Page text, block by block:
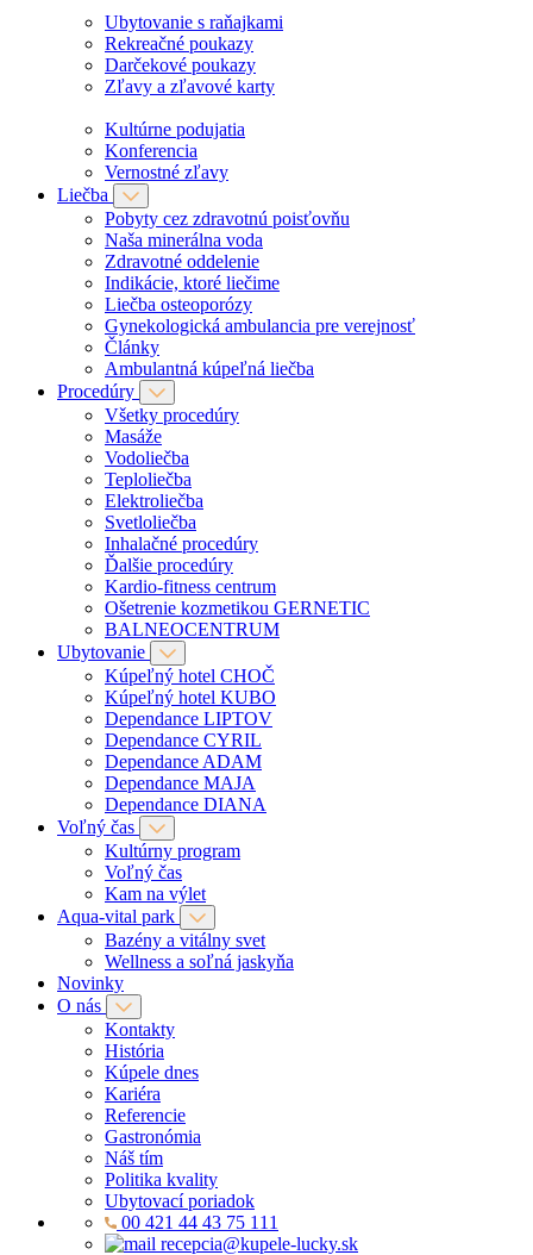
Ubytovanie s raňajkami
Rekreačné poukazy
Darčekové poukazy
Zľavy a zľavové karty
Kultúrne podujatia
Konferencia
Vernostné zľavy
Liečba
Pobyty cez zdravotnú poisťovňu
Naša minerálna voda
Zdravotné oddelenie
Indikácie, ktoré liečime
Liečba osteoporózy
Gynekologická ambulancia pre verejnosť
Články
Ambulantná kúpeľná liečba
Procedúry
Všetky procedúry
Masáže
Vodoliečba
Teploliečba
Elektroliečba
Svetloliečba
Inhalačné procedúry
Ďalšie procedúry
Kardio-fitness centrum
Ošetrenie kozmetikou GERNETIC
BALNEOCENTRUM
Ubytovanie
Kúpeľný hotel CHOČ
Kúpeľný hotel KUBO
Dependance LIPTOV
Dependance CYRIL
Dependance ADAM
Dependance MAJA
Dependance DIANA
Voľný čas
Kultúrny program
Voľný čas
Kam na výlet
Aqua-vital park
Bazény a vitálny svet
Wellness a soľná jaskyňa
Novinky
O nás
Kontakty
História
Kúpele dnes
Kariéra
Referencie
Gastronómia
Náš tím
Politika kvality
Ubytovací poriadok
00 421 44 43 75 111
recepcia@kupele-lucky.sk